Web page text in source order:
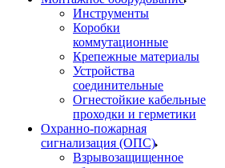
Инструменты
Коробки
коммутационные
Крепежные материалы
Устройства
соединительные
Огнестойкие кабельные
проходки и герметики
Охранно-пожарная
сигнализация (ОПС)
Взрывозащищенное